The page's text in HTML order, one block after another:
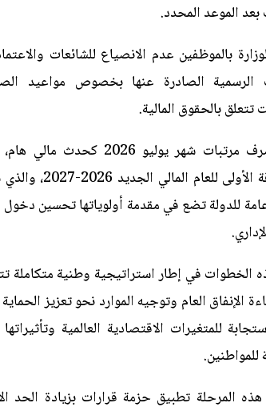
الموعد المحدد.
بالموظفين عدم الانصياع للشائعات
الرسمية الصادرة عنها بخصوص مواعيد
تتعلق بالحقوق المالية.
يأتي صرف مرتبات شهر يوليو 2026
الانطلاقة الأولى للعام
للدولة تضع في مقدمة أولوياتها تحسين دخول
الخطوات في إطار استراتيجية وطنية متكاملة
الإنفاق العام وتوجيه الموارد نحو تعزيز
للمتغيرات الاقتصادية العالمية
للمواطنين.
المرحلة تطبيق حزمة قرارات بزيادة الحد